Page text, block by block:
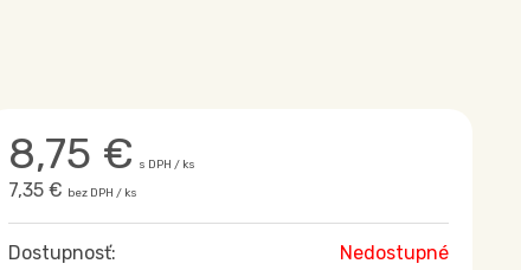
8,75 € s DPH / ks
7,35 € bez DPH / ks
Dostupnosť: Nedostupné